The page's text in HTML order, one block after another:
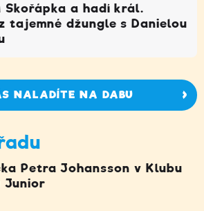
Skořápka a hadí král.
tajemné džungle s Danielou
NALADÍTE NA DABU
Petra Johansson v Klubu
Junior